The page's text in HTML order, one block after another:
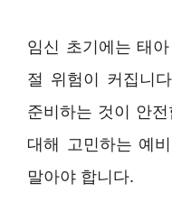
임신 초기에는 태
절 위험이 커집니
준비하는 것이 안
대해 고민하는 예
말아야 합니다.